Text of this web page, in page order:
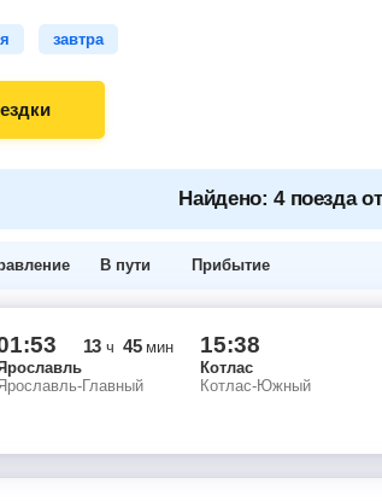
завтра
Найдено: 4 поезда
В пути Прибытие
13 ч 45мин
Главный
15:38
Котлас
Котлас-Южный